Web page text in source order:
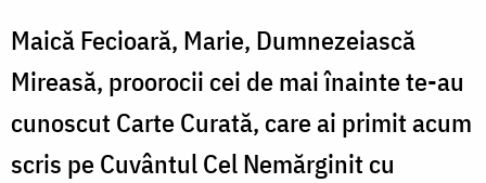
Maică Fecioară, Marie, Dum­nezeiască
Mireasă, proorocii cei de mai înainte te-au
cunoscut Carte Curată, care ai primit acum
scris pe Cuvântul Cel Nemărginit cu